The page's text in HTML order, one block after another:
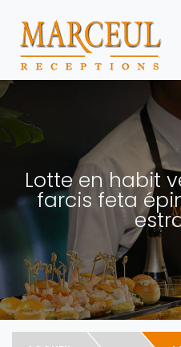
Lotte en habit
farcis feta